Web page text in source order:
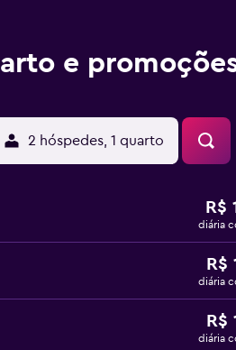
e
2 hóspedes, 1 quarto
R$
diária
R$
diária
R$
diária